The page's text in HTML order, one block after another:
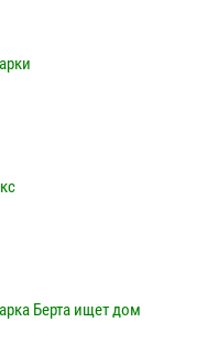
Берта ищет дом